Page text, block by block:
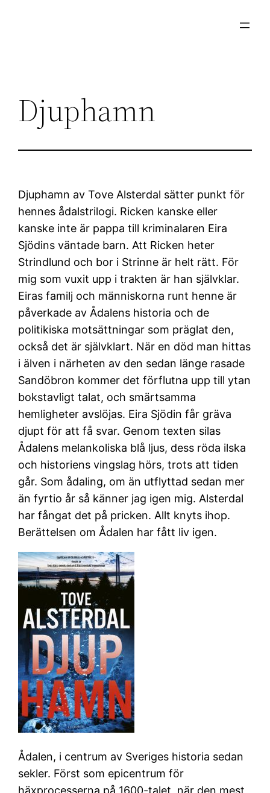
Djuphamn
Djuphamn av Tove Alsterdal sätter punkt för
hennes ådalstrilogi. Ricken kanske eller
kanske inte är pappa till kriminalaren Eira
Sjödins väntade barn. Att Ricken heter
Strindlund och bor i Strinne är helt rätt. För
mig som vuxit upp i trakten är han självklar.
Eiras familj och människorna runt henne är
påverkade av Ådalens historia och de
politikiska motsättningar som präglat den,
också det är självklart. När en död man hittas
i älven i närheten av den sedan länge rasade
Sandöbron kommer det förflutna upp till ytan
bokstavligt talat, och smärtsamma
hemligheter avslöjas. Eira Sjödin får gräva
djupt för att få svar. Genom texten silas
Ådalens melankoliska blå ljus, dess röda ilska
och historiens vingslag hörs, trots att tiden
går. Som ådaling, om än utflyttad sedan mer
än fyrtio år så känner jag igen mig. Alsterdal
har fångat det på pricken. Allt knyts ihop.
Berättelsen om Ådalen har fått liv igen.
Ådalen, i centrum av Sveriges historia sedan
sekler. Först som epicentrum för
häxprocesserna på 1600-talet, när den mest